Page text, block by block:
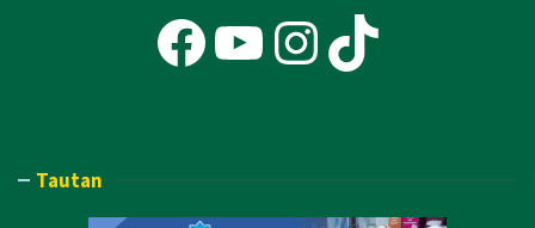
Facebook
YouTube
TikTok
Tautan